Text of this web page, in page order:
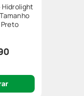
Hidrolight